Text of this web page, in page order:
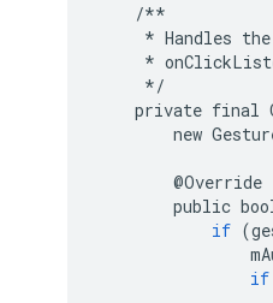
/**
* Handles the
*
*/
private final
new
@Override
public
if (
if